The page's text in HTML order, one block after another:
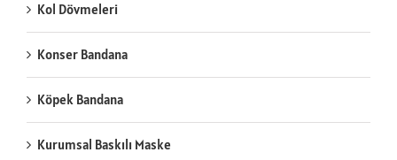
Kol Dövmeleri
Konser Bandana
Köpek Bandana
Kurumsal Baskılı Maske